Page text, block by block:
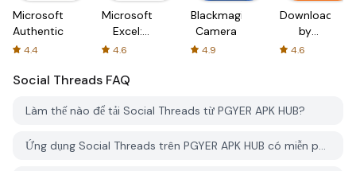
Microsoft
Authenticator
4.4
Microsoft
Excel:
Spreadsheets
4.6
Blackmagic
Camera
4.9
Downloader
by
AFTVnews
4.6
Social Threads FAQ
Làm thế nào để tải Social Threads từ PGYER APK HUB?
Ứng dụng Social Threads trên PGYER APK HUB có miễn phí không?